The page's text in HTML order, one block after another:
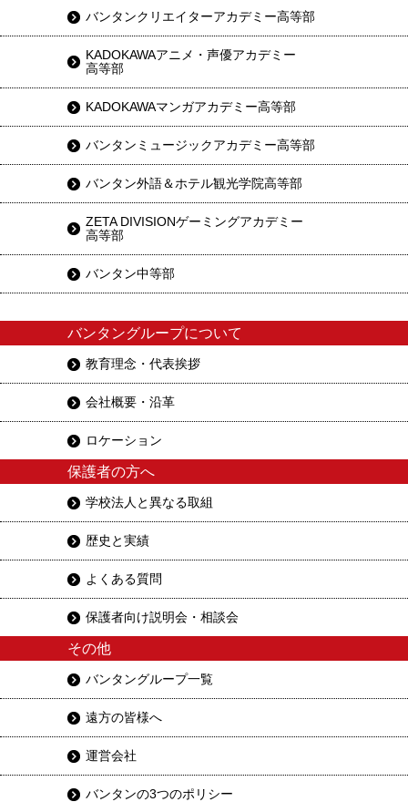
バンタンクリエイターアカデミー高等部
KADOKAWAアニメ・声優アカデミー
高等部
KADOKAWAマンガアカデミー高等部
バンタンミュージックアカデミー高等部
バンタン外語＆ホテル観光学院高等部
ZETA DIVISIONゲーミングアカデミー
高等部
バンタン中等部
バンタングループについて
教育理念・代表挨拶
会社概要・沿革
ロケーション
保護者の方へ
学校法人と異なる取組
歴史と実績
よくある質問
保護者向け説明会・相談会
その他
バンタングループ一覧
遠方の皆様へ
運営会社
バンタンの3つのポリシー